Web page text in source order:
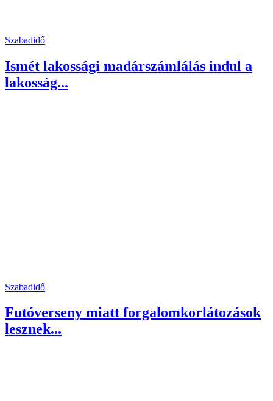
Szabadidő
Ismét lakossági madárszámlálás indul a
lakosság...
Szabadidő
Futóverseny miatt forgalomkorlátozások
lesznek...